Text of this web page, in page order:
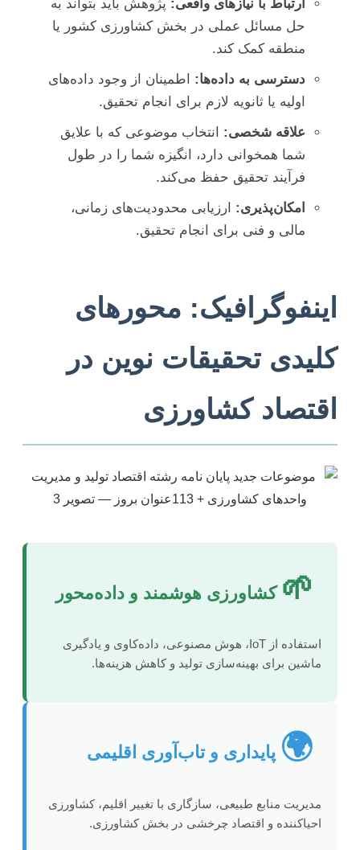
ارتباط با نیازهای واقعی: پژوهش باید بتواند به
حل مسائل عملی در بخش کشاورزی کشور یا
منطقه کمک کند.
دسترسی به داده‌ها: اطمینان از وجود داده‌های
اولیه یا ثانویه لازم برای انجام تحقیق.
علاقه شخصی: انتخاب موضوعی که با علایق
شما همخوانی دارد، انگیزه شما را در طول
فرآیند تحقیق حفظ می‌کند.
امکان‌پذیری: ارزیابی محدودیت‌های زمانی،
مالی و فنی برای انجام تحقیق.
اینفوگرافیک: محورهای
کلیدی تحقیقات نوین در
اقتصاد کشاورزی
🌱 کشاورزی هوشمند و داده‌محور
استفاده از IoT، هوش مصنوعی، داده‌کاوی و یادگیری
ماشین برای بهینه‌سازی تولید و کاهش هزینه‌ها.
🌍 پایداری و تاب‌آوری اقلیمی
مدیریت منابع طبیعی، سازگاری با تغییر اقلیم، کشاورزی
احیاکننده و اقتصاد چرخشی در بخش کشاورزی.